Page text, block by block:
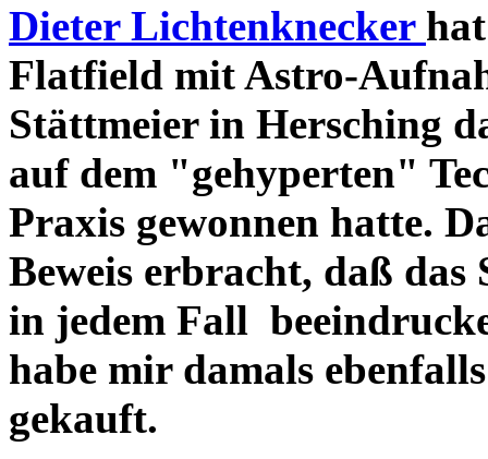
Dieter Lichtenknecker
Flatfield mit Astro-
Stättmeier in Hersching
auf dem "gehyperten"
Praxis gewonnen hatte.
Beweis erbracht, daß das
in jedem Fall
habe mir damals
gekauft.